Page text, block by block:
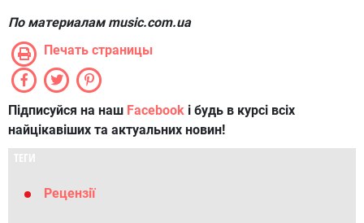
По материалам music.com.ua
Печать страницы
Підписуйся на наш Facebook і будь в курсі всіх
найцікавіших та актуальних новин!
ТЕГИ
Рецензії